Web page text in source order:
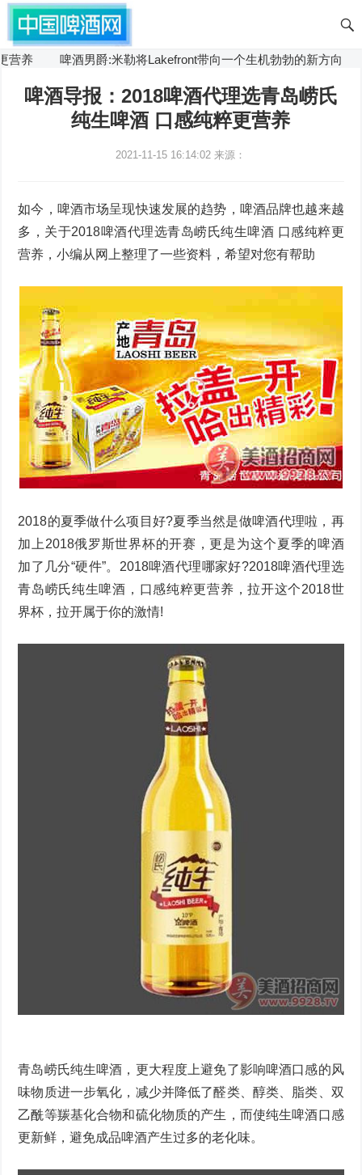
养 啤酒男爵:米勒将Lakefront带向一个生机勃勃的新方向
啤酒导报：2018啤酒代理选青岛崂氏
纯生啤酒 口感纯粹更营养
2021-11-15 16:14:02 来源：
如今，啤酒市场呈现快速发展的趋势，啤酒品牌也越来越
多，关于2018啤酒代理选青岛崂氏纯生啤酒 口感纯粹更
营养，小编从网上整理了一些资料，希望对您有帮助
2018的夏季做什么项目好?夏季当然是做啤酒代理啦，再
加上2018俄罗斯世界杯的开赛，更是为这个夏季的啤酒
加了几分“硬件”。2018啤酒代理哪家好?2018啤酒代理选
青岛崂氏纯生啤酒，口感纯粹更营养，拉开这个2018世
界杯，拉开属于你的激情!
青岛崂氏纯生啤酒，更大程度上避免了影响啤酒口感的风
味物质进一步氧化，减少并降低了醛类、醇类、脂类、双
乙酰等羰基化合物和硫化物质的产生，而使纯生啤酒口感
更新鲜，避免成品啤酒产生过多的老化味。